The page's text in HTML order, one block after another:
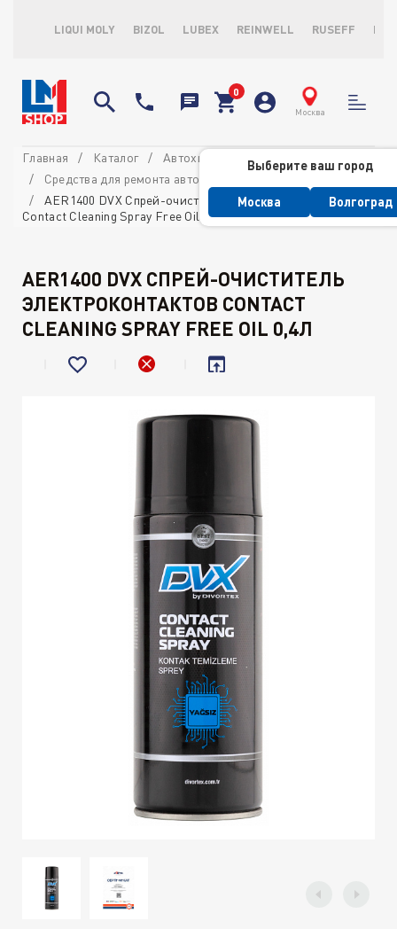
LIQUI MOLY BIZOL LUBEX REINWELL RUSEFF
Москва
Выберите ваш город
Москва Волгоград
Главная Каталог
Автохимия профессиональная
Средства для ремонта автомобиля
AER1400 DVX Спрей-очиститель электроконтактов
Contact Cleaning Spray Free Oil 0,4л
AER1400 DVX СПРЕЙ-ОЧИСТИТЕЛЬ
ЭЛЕКТРОКОНТАКТОВ CONTACT
CLEANING SPRAY FREE OIL 0,4Л